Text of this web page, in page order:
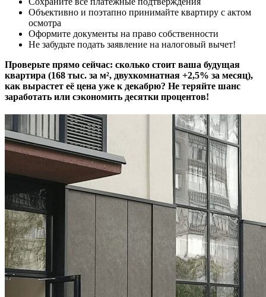
Объективно и поэтапно принимайте квартиру с актом
осмотра
Оформите документы на право собственности
Не забудьте подать заявление на налоговый вычет!
Проверьте прямо сейчас: сколько стоит ваша будущая
квартира (168 тыс. за м², двухкомнатная +2,5% за месяц),
как вырастет её цена уже к декабрю? Не теряйте шанс
заработать или сэкономить десятки процентов!